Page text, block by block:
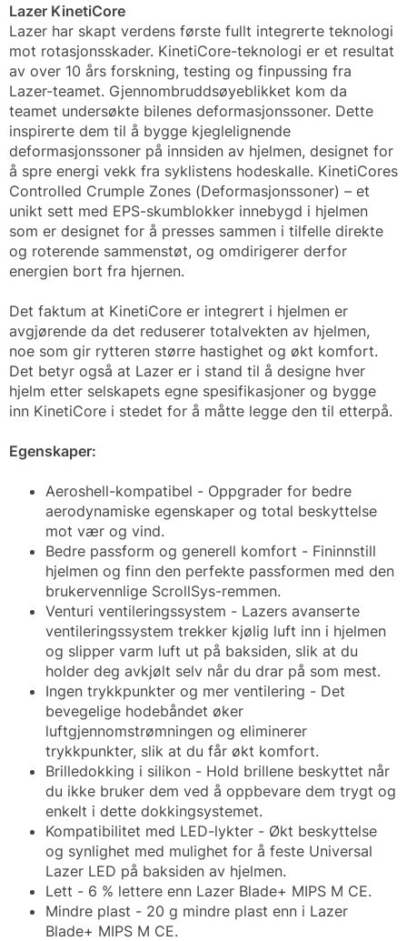
Lazer KinetiCore
Lazer har skapt verdens første fullt integrerte teknologi
mot rotasjonsskader. KinetiCore-teknologi er et resultat
av over 10 års forskning, testing og finpussing fra
Lazer-teamet. Gjennombruddsøyeblikket kom da
teamet undersøkte bilenes deformasjonssoner. Dette
inspirerte dem til å bygge kjeglelignende
deformasjonssoner på innsiden av hjelmen, designet for
å spre energi vekk fra syklistens hodeskalle. KinetiCores
Controlled Crumple Zones (Deformasjonssoner) – et
unikt sett med EPS-skumblokker innebygd i hjelmen
som er designet for å presses sammen i tilfelle direkte
og roterende sammenstøt, og omdirigerer derfor
energien bort fra hjernen.
Det faktum at KinetiCore er integrert i hjelmen er
avgjørende da det reduserer totalvekten av hjelmen,
noe som gir rytteren større hastighet og økt komfort.
Det betyr også at Lazer er i stand til å designe hver
hjelm etter selskapets egne spesifikasjoner og bygge
inn KinetiCore i stedet for å måtte legge den til etterpå.
Egenskaper:
Aeroshell-kompatibel - Oppgrader for bedre
aerodynamiske egenskaper og total beskyttelse
mot vær og vind.
Bedre passform og generell komfort - Fininnstill
hjelmen og finn den perfekte passformen med den
brukervennlige ScrollSys-remmen.
Venturi ventileringssystem - Lazers avanserte
ventileringssystem trekker kjølig luft inn i hjelmen
og slipper varm luft ut på baksiden, slik at du
holder deg avkjølt selv når du drar på som mest.
Ingen trykkpunkter og mer ventilering - Det
bevegelige hodebåndet øker
luftgjennomstrømningen og eliminerer
trykkpunkter, slik at du får økt komfort.
Brilledokking i silikon - Hold brillene beskyttet når
du ikke bruker dem ved å oppbevare dem trygt og
enkelt i dette dokkingsystemet.
Kompatibilitet med LED-lykter - Økt beskyttelse
og synlighet med mulighet for å feste Universal
Lazer LED på baksiden av hjelmen.
Lett - 6 % lettere enn Lazer Blade+ MIPS M CE.
Mindre plast - 20 g mindre plast enn i Lazer
Blade+ MIPS M CE.